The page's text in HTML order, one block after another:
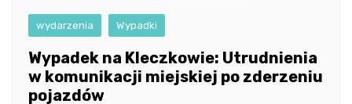
wydarzenia Wypadki
Wypadek na Kleczkowie: Utrudnienia
w komunikacji miejskiej po zderzeniu
pojazdów